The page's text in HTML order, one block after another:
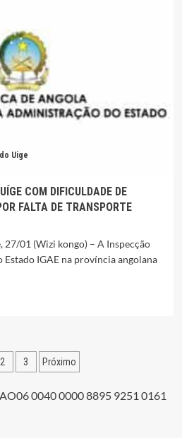
Uige
COM DIFICULDADE DE
FALTA DE TRANSPORTE
27/01 (Wizi kongo) – A Inspecção
IGAE na província angolana
2 3 Próximo
0040 0000 8895 9251 0161